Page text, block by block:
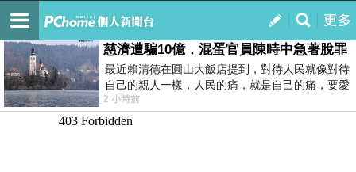
我的
最新文章
慈濟遭騙10億，混蛋官員陳時中急著脫罪
最近賴清德在圓山大飯店提到，對待人民就像對待
自己的親人一樣，人民的痛，就是自己的痛，要愛
民如親，說的這麼好聽，實際上根本沒做
2 小時前